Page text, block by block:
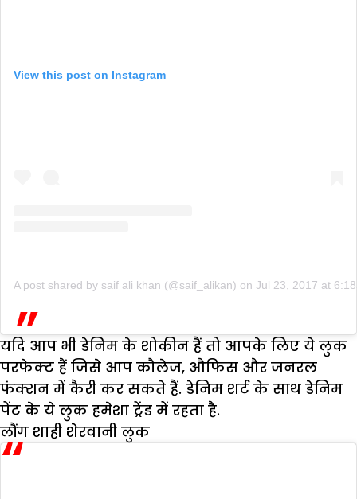
View this post on Instagram
A post shared by saif ali khan (@saif_alikan) on Jul 23, 2017 at
यदि आप भी डेनिम के शोकीन हैं तो आपके लिए ये लुक
परफेक्ट हैं जिसे आप कौलेज, औफिस और जनरल
फंक्शन में कैरी कर सकते हैं. डेनिम शर्ट के साथ डेनिम
पेंट के ये लुक हमेशा ट्रेंड में रहता है.
लौंग शाही शेरवानी लुक